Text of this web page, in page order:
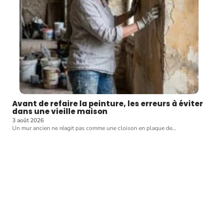
Avant de refaire la peinture, les erreurs à éviter
dans une vieille maison
3 août 2026
Un mur ancien ne réagit pas comme une cloison en plaque de…